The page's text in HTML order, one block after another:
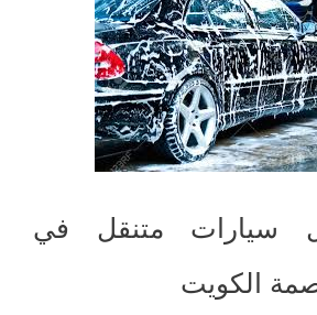
سيارات متنقل في
الكويت